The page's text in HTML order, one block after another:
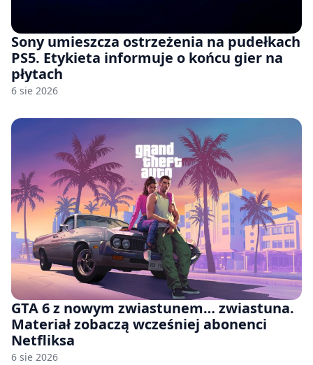
Sony umieszcza ostrzeżenia na pudełkach
PS5. Etykieta informuje o końcu gier na
płytach
6 sie 2026
GTA 6 z nowym zwiastunem… zwiastuna.
Materiał zobaczą wcześniej abonenci
Netfliksa
6 sie 2026